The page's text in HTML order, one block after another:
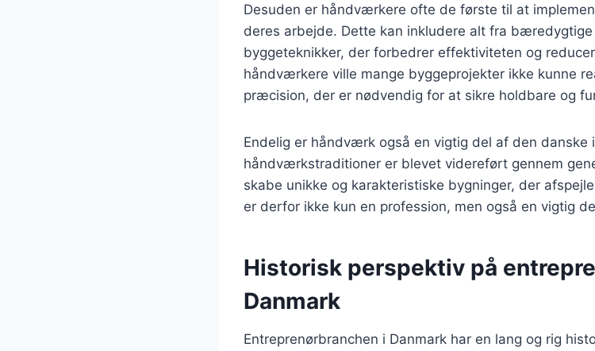
Desuden er håndværkere ofte de første til at
deres arbejde. Dette kan inkludere alt fra
byggeteknikker, der forbedrer effektiviteten og
håndværkere ville mange byggeprojekter ikke kunne
præcision, der er nødvendig for at sikre holdbare og
Endelig er håndværk også en vigtig del af den danske
håndværkstraditioner er blevet videreført gennem
skabe unikke og karakteristiske bygninger, der
er derfor ikke kun en profession, men også en vigtig
Historisk perspektiv på
Danmark
Entreprenørbranchen i Danmark har en lang og rig